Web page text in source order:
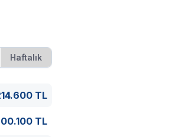
Haftalık
TL
TL